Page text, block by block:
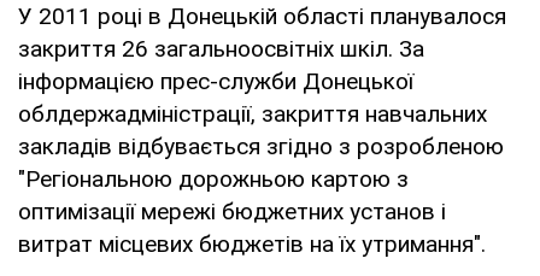
У 2011 році в Донецькій області планувалося
закриття 26 загальноосвітніх шкіл. За
інформацією прес-служби Донецької
облдержадміністрації, закриття навчальних
закладів відбувається згідно з розробленою
"Регіональною дорожньою картою з
оптимізації мережі бюджетних установ і
витрат місцевих бюджетів на їх утримання".